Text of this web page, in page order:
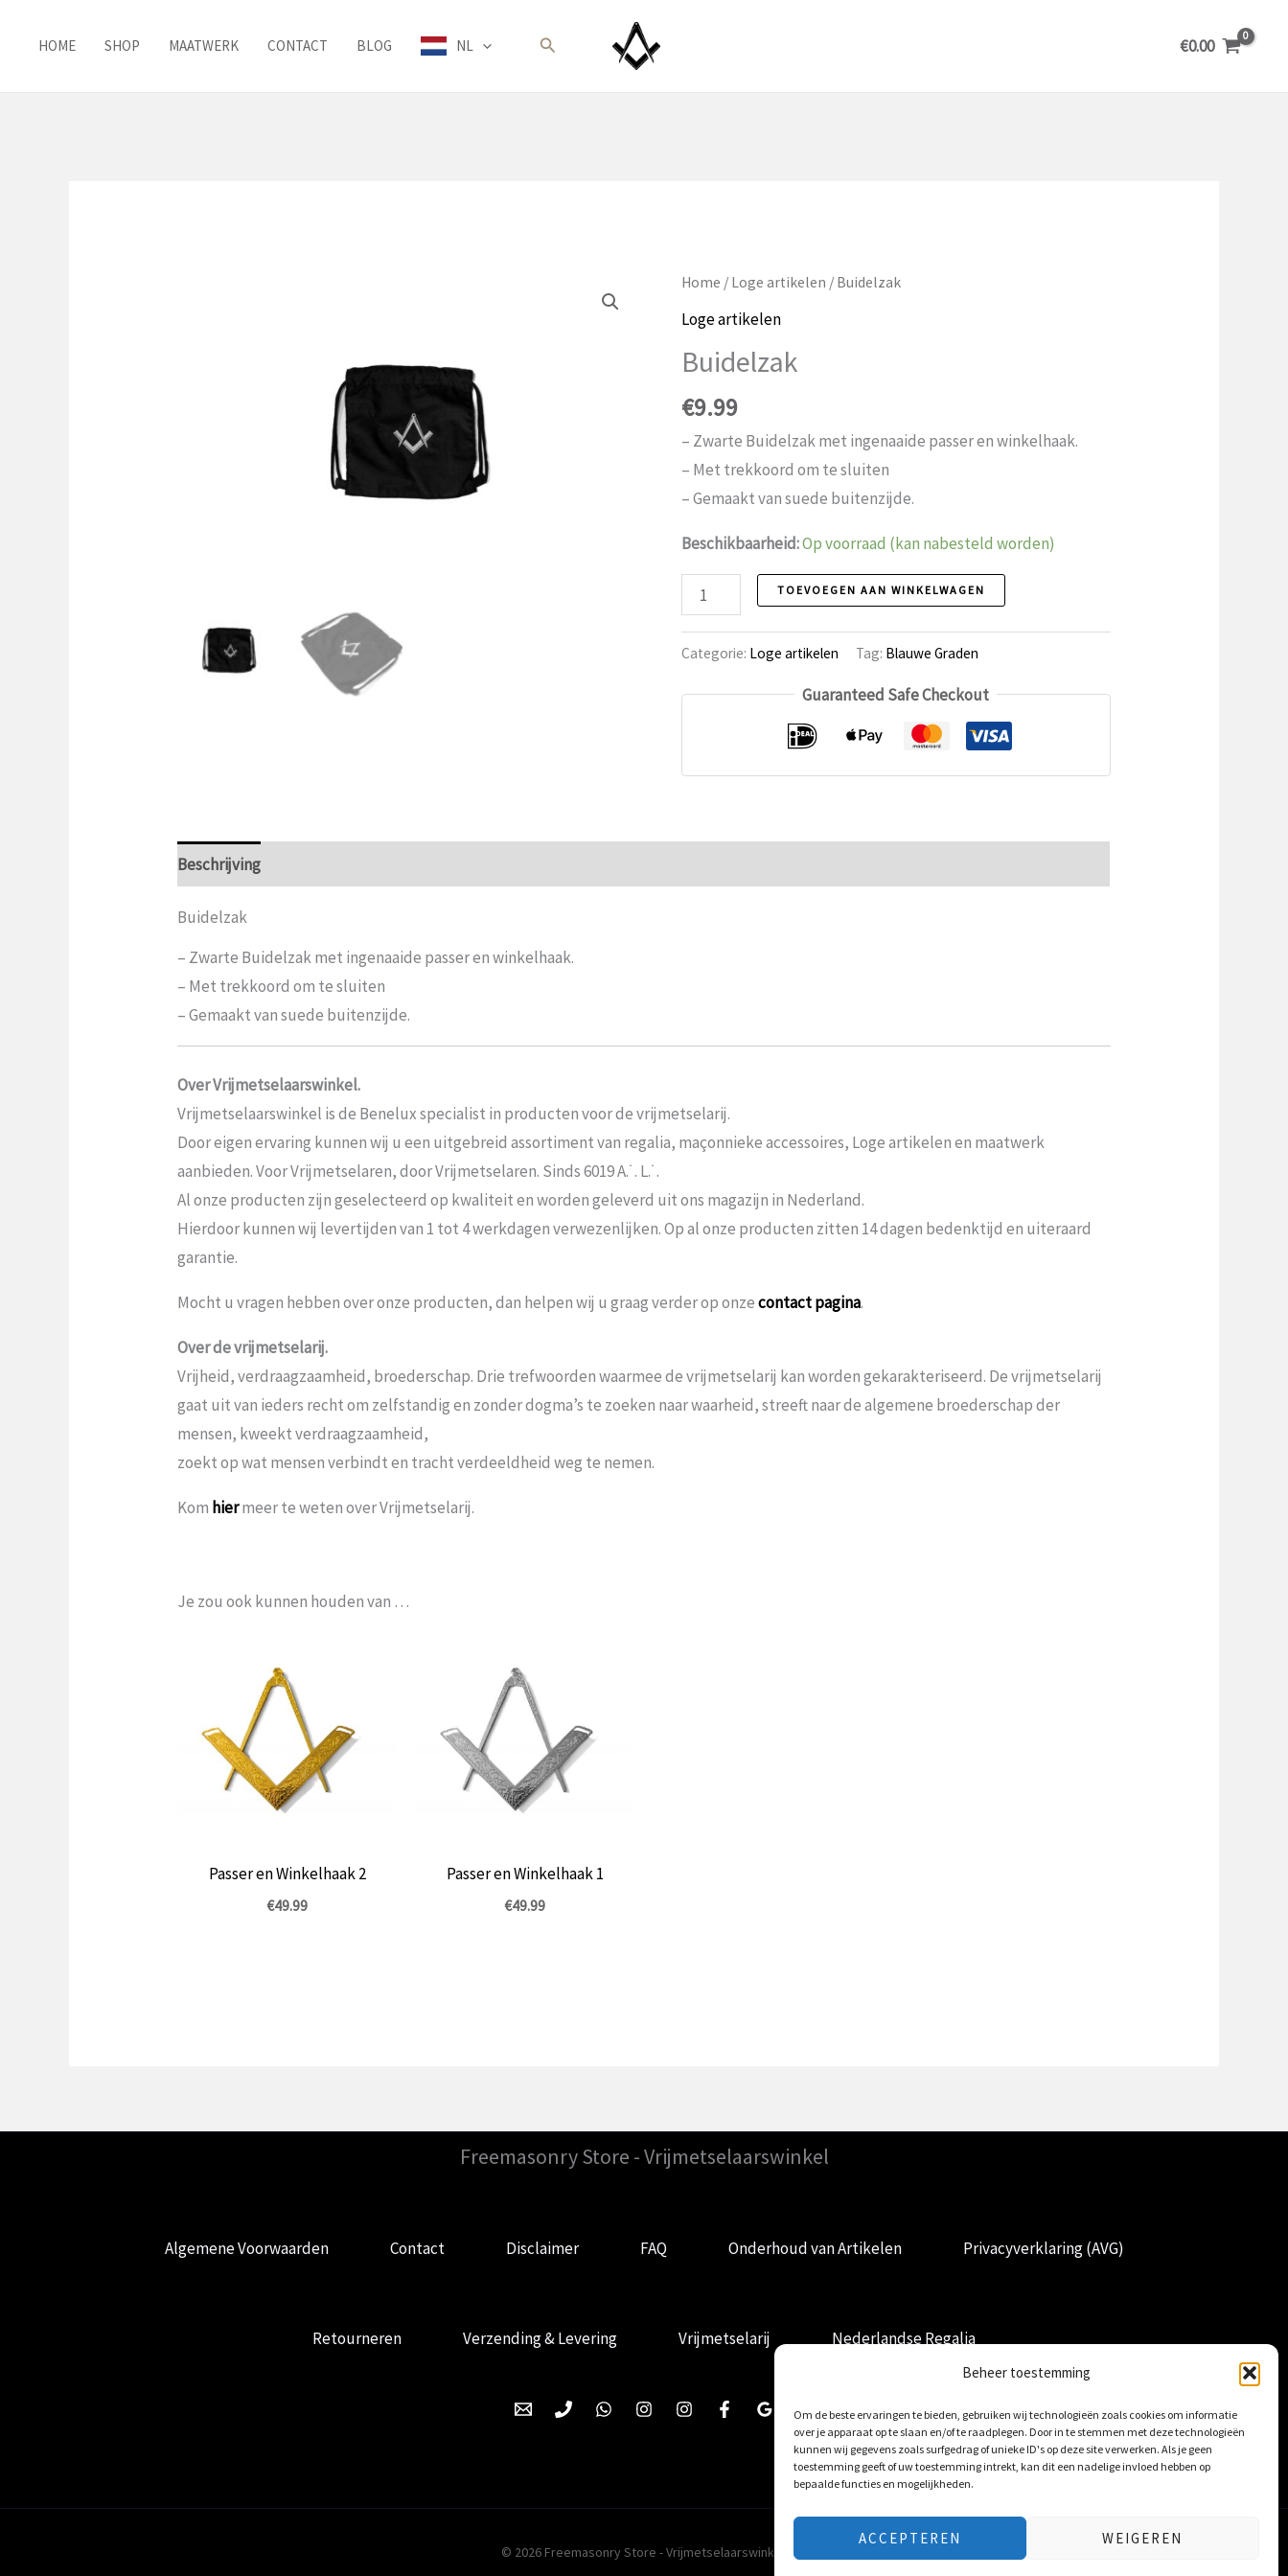
Beheer toestemming
Om de beste ervaringen te bieden, gebruiken wij technologieën zoals cookies om informatie
over je apparaat op te slaan en/of te raadplegen. Door in te stemmen met deze technologieën
kunnen wij gegevens zoals surfgedrag of unieke ID's op deze site verwerken. Als je geen
toestemming geeft of uw toestemming intrekt, kan dit een nadelige invloed hebben op
bepaalde functies en mogelijkheden.
ACCEPTEREN WEIGEREN
HOME SHOP MAATWERK CONTACT BLOG NL Zoeken €0.00
Home / Loge artikelen / Buidelzak
Loge artikelen
Buidelzak
€9.99
– Zwarte Buidelzak met ingenaaide passer en winkelhaak.
– Met trekkoord om te sluiten
– Gemaakt van suede buitenzijde.
Beschikbaarheid:Op voorraad (kan nabesteld worden)
Buidelzak
aantal
TOEVOEGEN AAN WINKELWAGEN
Categorie: Loge artikelen Tag: Blauwe Graden
Guaranteed Safe Checkout
Beschrijving
Buidelzak
– Zwarte Buidelzak met ingenaaide passer en winkelhaak.
– Met trekkoord om te sluiten
– Gemaakt van suede buitenzijde.
Over Vrijmetselaarswinkel.
Vrijmetselaarswinkel is de Benelux specialist in producten voor de vrijmetselarij.
Door eigen ervaring kunnen wij u een uitgebreid assortiment van regalia, maçonnieke accessoires, Loge artikelen en maatwerk
aanbieden. Voor Vrijmetselaren, door Vrijmetselaren. Sinds 6019 A.˙. L.˙.
Al onze producten zijn geselecteerd op kwaliteit en worden geleverd uit ons magazijn in Nederland.
Hierdoor kunnen wij levertijden van 1 tot 4 werkdagen verwezenlijken. Op al onze producten zitten 14 dagen bedenktijd en uiteraard
garantie.
Mocht u vragen hebben over onze producten, dan helpen wij u graag verder op onzecontact pagina.
Over de vrijmetselarij.
Vrijheid, verdraagzaamheid, broederschap. Drie trefwoorden waarmee de vrijmetselarij kan worden gekarakteriseerd. De vrijmetselarij
gaat uit van ieders recht om zelfstandig en zonder dogma’s te zoeken naar waarheid, streeft naar de algemene broederschap der
mensen, kweekt verdraagzaamheid,
zoekt op wat mensen verbindt en tracht verdeeldheid weg te nemen.
Kom hiermeer te weten over Vrijmetselarij.
Je zou ook kunnen houden van …
Passer en Winkelhaak 2
€49.99
Passer en Winkelhaak 1
€49.99
Freemasonry Store - Vrijmetselaarswinkel
Algemene Voorwaarden Contact Disclaimer FAQ Onderhoud van Artikelen Privacyverklaring (AVG)
Retourneren Verzending & Levering Vrijmetselarij Nederlandse Regalia
© 2026 Freemasonry Store - Vrijmetselaarswinkel.